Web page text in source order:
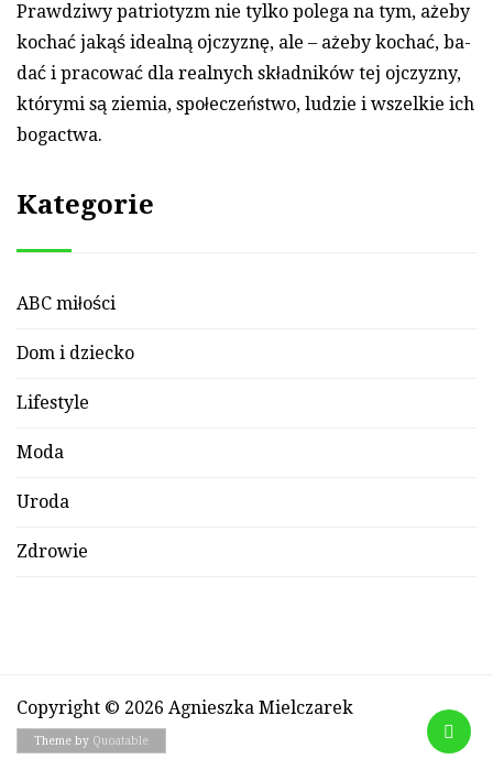
Praw­dzi­wy pat­riotyzm nie tyl­ko po­lega na tym, ażeby
kochać jakąś idealną oj­czyznę, ale – ażeby kochać, ba­
dać i pra­cować dla real­nych skład­ników tej oj­czyz­ny,
który­mi są ziemia, społeczeństwo, ludzie i wszel­kie ich
bogactwa.
Kategorie
ABC miłości
Dom i dziecko
Lifestyle
Moda
Uroda
Zdrowie
Copyright © 2026 Agnieszka Mielczarek
Theme by Quoatable